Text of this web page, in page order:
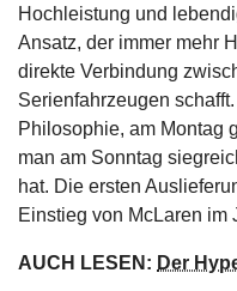
Hochleistung und
Ansatz, der immer mehr
direkte Verbindung
Serienfahrzeugen
Philosophie, am Montag
man am Sonntag
hat. Die ersten
Einstieg von McLaren im
AUCH LESEN: Der